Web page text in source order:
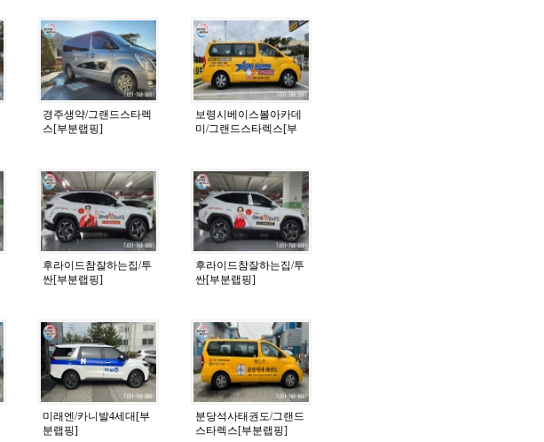
경주생약/그랜드스타렉
스[부분랩핑]
보령시베이스볼아카데
미/그랜드스타렉스[부
후라이드참잘하는집/투
싼[부분랩핑]
후라이드참잘하는집/투
싼[부분랩핑]
미래엔/카니발4세대[부
분랩핑]
분당석사태권도/그랜드
스타렉스[부분랩핑]